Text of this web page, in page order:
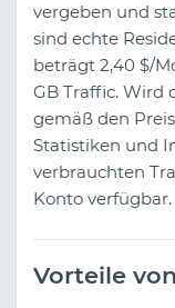
vergeben und
sind echte
beträgt 2,40 $/
GB Traffic. Wird
gemäß den
Statistiken und
verbrauchten
Konto verfügbar.
Vorteile